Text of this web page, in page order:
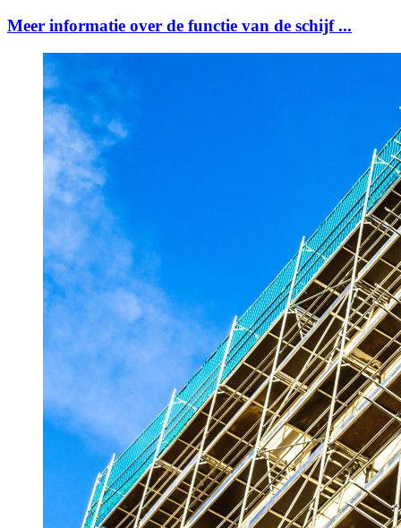
Meer informatie over de functie van de schijf ...